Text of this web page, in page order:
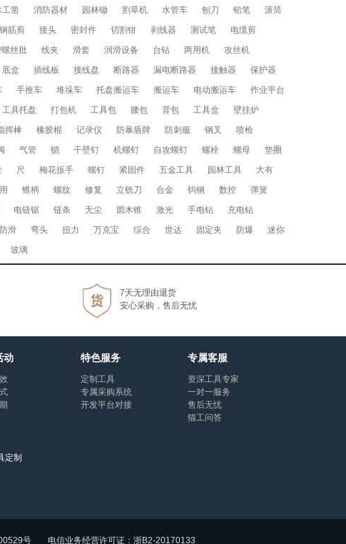
工凿 消防器材 园林锄 割草机 水管车 刨刀 铅笔
滚筒
钢筋剪 接头 密封件 切割钳 剥线器 测试笔
电缆剪
丝批 线夹 滑套 润滑设备 台钻 两用机
攻丝机
底盒 插线板 接线盘 断路器 漏电断路器 接触器
保护器
手推车 堆垛车 托盘搬运车 搬运车 电动搬运车
作业平台
工具托盘 打包机 工具包 腰包 背包 工具盒
壁挂炉
挥棒 橡胶棍 记录仪 防暴盾牌 防刺服 钢叉
喷枪
气管 锁 干壁钉 机螺钉 自攻螺钉 螺栓 螺母
垫圈
尺 梅花扳手 螺钉 紧固件 五金工具 园林工具
大有
锥柄 螺纹 修复 立铣刀 合金 钨钢 数控
弹簧
电链锯 链条 无尘 圆木锥 激光 手电钻
充电钻
防滑 弯头 扭力 万克宝 综合 世达 固定夹 防爆
迷你
玻璃
7天无理由退货
安心采购，售后无忧
动 特色服务
定制工具
专属采购系统
开发平台对接
专属客服
资深工具专家
一对一服务
售后无忧
猫工问答
定制
号 电信业务经营许可证：浙B2-20170133